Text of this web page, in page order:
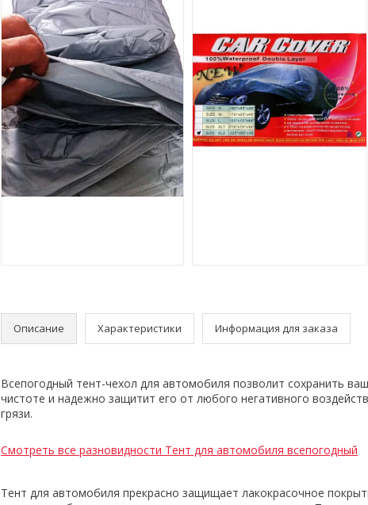
Описание Характеристики Информация для заказа
Всепогодный тент-чехол для автомобиля позволит сохранить
чистоте и надежно защитит его от любого негативного
грязи.
Смотреть все разновидности Тент для автомобиля всепогодный
Тент для автомобиля прекрасно защищает лакокрасочное